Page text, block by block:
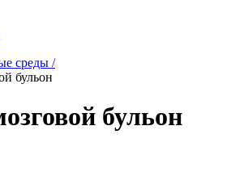
среды /
бульон
бульон